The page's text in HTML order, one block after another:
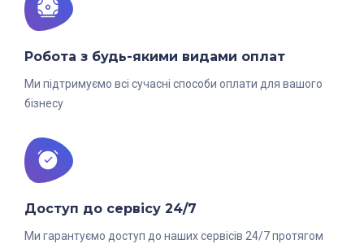
Робота з будь-якими видами оплат
Ми підтримуємо всі сучасні способи оплати для вашого
бізнесу
Доступ до сервісу 24/7
Ми гарантуємо доступ до наших сервісів 24/7 протягом